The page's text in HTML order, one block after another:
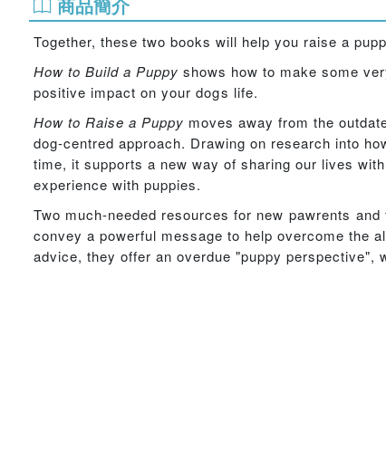
Together, these two books will help you raise a
How to Build a Puppy shows how to make some
positive impact on your dogs life.
How to Raise a Puppy moves away from the
dog-centred approach. Drawing on research into
time, it supports a new way of sharing our lives
experience with puppies.
Two much-needed resources for new pawrents
convey a powerful message to help overcome the
advice, they offer an overdue "puppy